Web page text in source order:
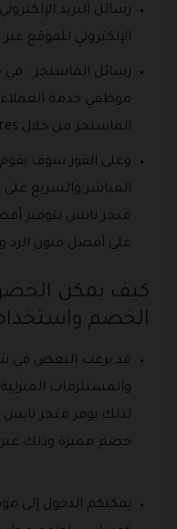
رسائل البريد
الإلكتروني للموقع عبر
رسائل الماسنجر : في
موظفي خدمة
الماسنجر من خلال m.me/NiceStores .
وعلى الفور سوف
المباشر والسريع على
متجر نايس بتوفير
على أفضل فنون الرد
كيف يمكن
الخصم
قد يرغب البعض في
والمستلزمات
لذلك يوفر متجر
.
يمكنكم الدخول إلى